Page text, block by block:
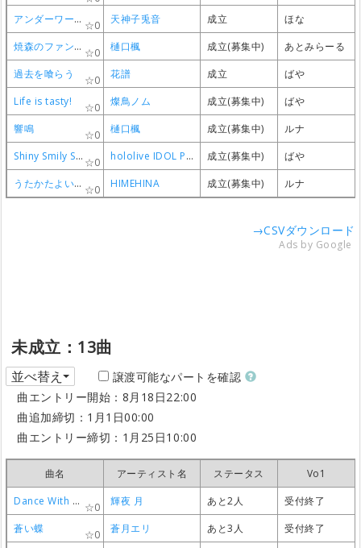
アンダーワールドウタウタイ
0 天神子兎音 成立
ほな
焼森のファンファーレ
0 樋口楓 成立(募集中)
あとみらーる
過去を喰らう
0 花譜 成立
ばや
Life is tasty!
0 燦鳥ノム 成立(募集中)
ばや
響鳴
0 樋口楓 成立(募集中)
ルナ
Shiny Smily Story
0 hololive IDOL PROJECT 成立(募集中)
ばや
うたかたよいかないで
0 HIMEHINA 成立(募集中) ルナ
アンダーワールドウタウタイ
0 天神子兎音 成立
ほな
焼森のファンファーレ
0 樋口楓 成立(募集中)
あとみらーる
過去を喰らう
0 花譜 成立
ばや
Life is tasty!
0 燦鳥ノム 成立(募集中)
ばや
響鳴
0 樋口楓 成立(募集中)
ルナ
Shiny Smily Story
0 hololive IDOL PROJECT 成立(募集中)
ばや
うたかたよいかないで
0 HIMEHINA 成立(募集中) ルナ
アンダーワールドウタウタイ
0 天神子兎音 成立
ほな
焼森のファンファーレ
0 樋口楓 成立(募集中)
あとみらーる
過去を喰らう
0 花譜 成立
ばや
Life is tasty!
0 燦鳥ノム 成立(募集中)
ばや
響鳴
0 樋口楓 成立(募集中)
ルナ
Shiny Smily Story
0 hololive IDOL PROJECT 成立(募集中)
ばや
うたかたよいかないで
0 HIMEHINA 成立(募集中) ルナ
アンダーワールドウタウタイ
0 天神子兎音 成立
ほな
焼森のファンファーレ
0 樋口楓 成立(募集中)
あとみらーる
過去を喰らう
0 花譜 成立
ばや
Life is tasty!
0 燦鳥ノム 成立(募集中)
ばや
響鳴
0 樋口楓 成立(募集中)
ルナ
Shiny Smily Story
0 hololive IDOL PROJECT 成立(募集中)
ばや
うたかたよいかないで
0 HIMEHINA 成立(募集中) ルナ
→CSVダウンロード
Ads by Google
未成立：13曲
並べ替え
譲渡可能なパートを確認
曲エントリー開始：8月18日22:00
曲追加締切：1月1日00:00
曲エントリー締切：1月25日10:00
曲名 アーティスト名 ステータス
Vo1
Dance With Cinderella !
0 輝夜 月 あと2人
受付終了
蒼い蝶
0 蒼月エリ あと3人
受付終了
曲名 アーティスト名 ステータス
Vo1
Dance With Cinderella !
0 輝夜 月 あと2人
受付終了
蒼い蝶
0 蒼月エリ あと3人
受付終了
曲名 アーティスト名 ステータス
Vo1
Dance With Cinderella !
0 輝夜 月 あと2人
受付終了
蒼い蝶
0 蒼月エリ あと3人
受付終了
曲名 アーティスト名 ステータス
Vo1
Dance With Cinderella !
0 輝夜 月 あと2人
受付終了
蒼い蝶
0 蒼月エリ あと3人
受付終了